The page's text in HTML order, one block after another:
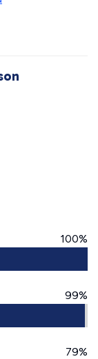
100%
99%
79%